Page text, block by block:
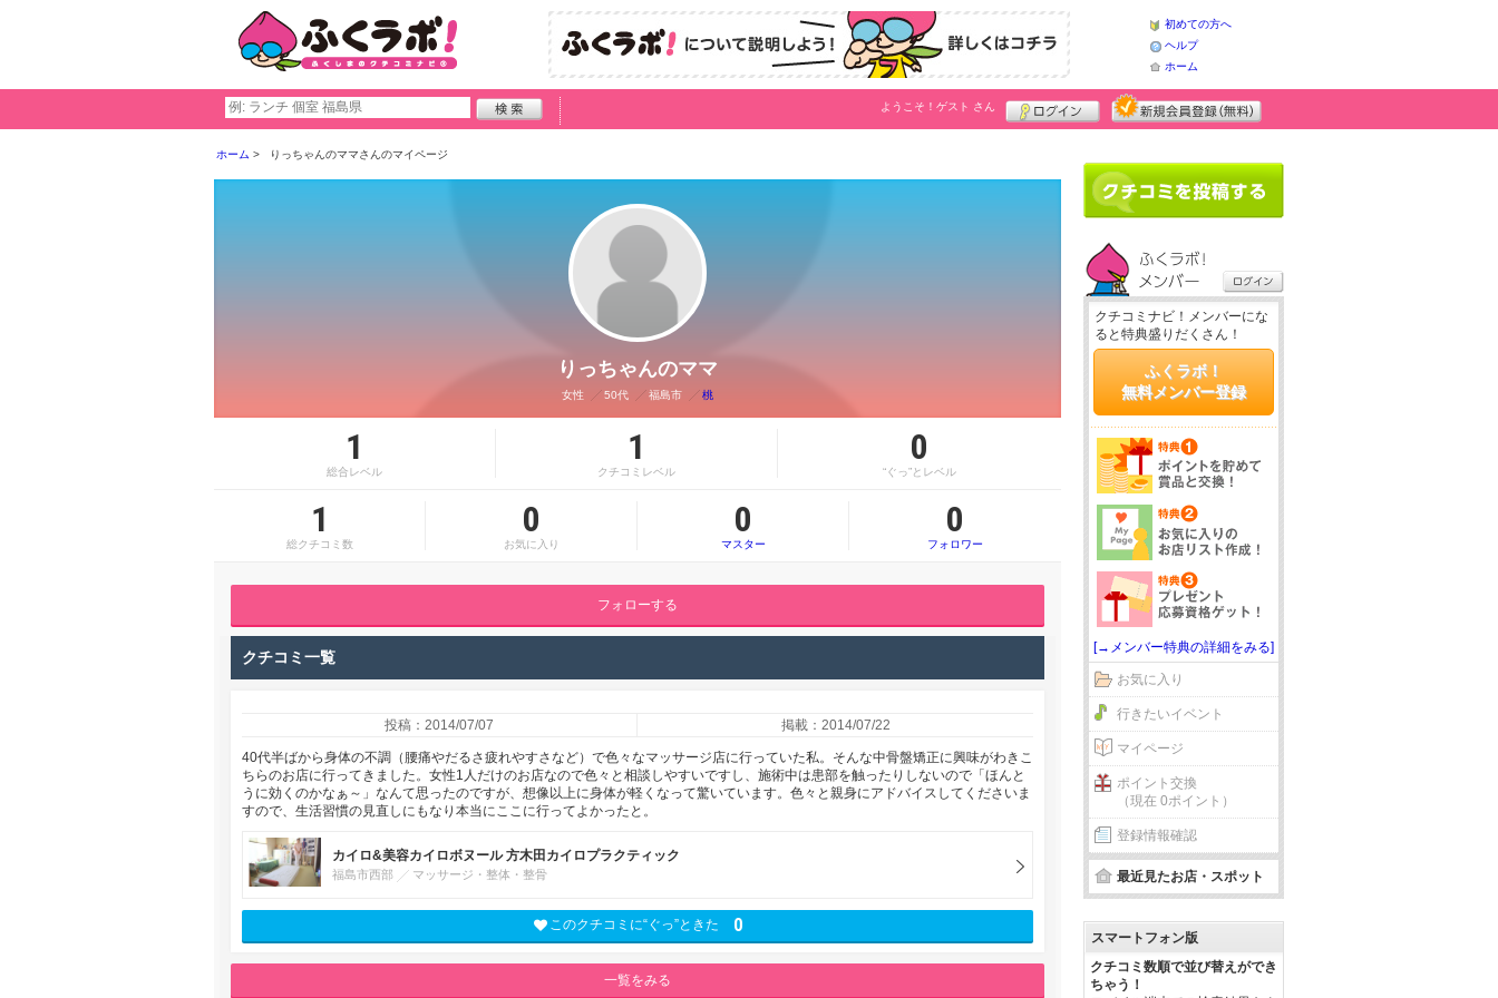
初めての方へ
ヘルプ
ホーム
ようこそ！ ゲスト さん
ホーム りっちゃんのママさんのマイページ
りっちゃんのママ
女性 50代 福島市 桃
1
総合レベル
1
クチコミレベル
0
“ぐっ”とレベル
1
総クチコミ数
0
お気に入り
0
マスター
0
フォロワー
フォローする
クチコミ一覧
投稿：2014/07/07 掲載：2014/07/22
40代半ばから身体の不調（腰痛やだるさ疲れやすさなど）で色々なマッサージ店に行っていた私。そんな中骨盤矯正に興味がわきこ
ちらのお店に行ってきました。女性1人だけのお店なので色々と相談しやすいですし、施術中は患部を触ったりしないので「ほんと
うに効くのかなぁ～」なんて思ったのですが、想像以上に身体が軽くなって驚いています。色々と親身にアドバイスしてくださいま
すので、生活習慣の見直しにもなり本当にここに行ってよかったと。
カイロ&美容カイロボヌール 方木田カイロプラクティック
福島市西部 マッサージ・整体・整骨
このクチコミに“ぐっ”ときた 0
一覧をみる
クチコミナビ！メンバーにな
ると特典盛りだくさん！
ふくラボ！
無料メンバー登録
[→メンバー特典の詳細をみる]
お気に入り
行きたいイベント
マイページ
ポイント交換
（現在 0ポイント）
登録情報確認
最近見たお店・スポット
スマートフォン版
クチコミ数順で並び替えができ
ちゃう！